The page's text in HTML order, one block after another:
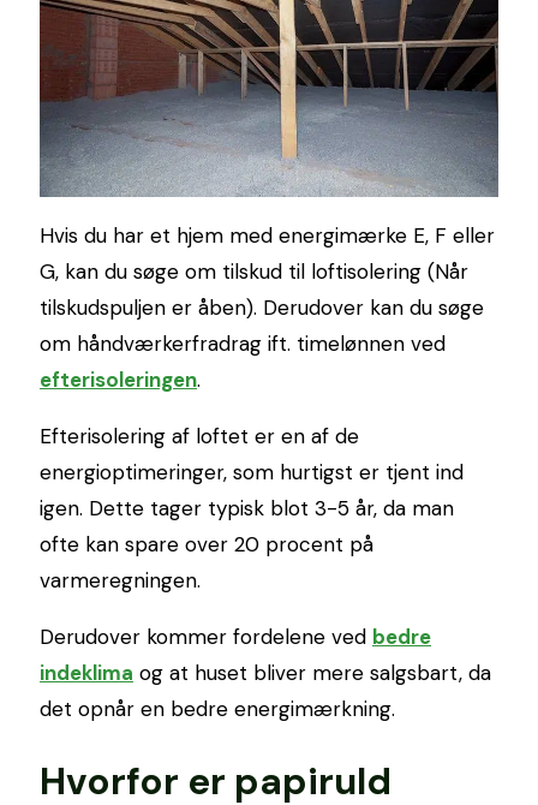
Hvis du har et hjem med energimærke E, F eller
G, kan du søge om tilskud til loftisolering (Når
tilskudspuljen er åben). Derudover kan du søge
om håndværkerfradrag ift. timelønnen ved
efterisoleringen.
Efterisolering af loftet er en af de
energioptimeringer, som hurtigst er tjent ind
igen. Dette tager typisk blot 3-5 år, da man
ofte kan spare over 20 procent på
varmeregningen.
Derudover kommer fordelene ved bedre
indeklima og at huset bliver mere salgsbart, da
det opnår en bedre energimærkning.
Hvorfor er papiruld